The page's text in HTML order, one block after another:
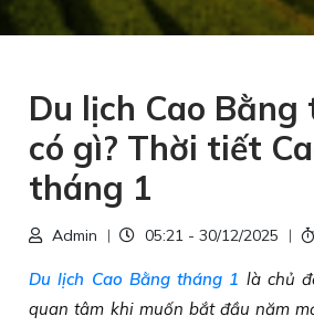
Du lịch Cao Bằng
có gì? Thời tiết
tháng 1
Admin 05:21 - 30/12/2025
Du lịch Cao Bằng tháng 1 là chủ
quan tâm khi muốn bắt đầu năm